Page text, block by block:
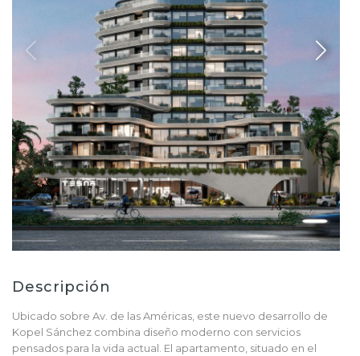
Descripción
Ubicado sobre Av. de las Américas, este nuevo desarrollo de
Kopel Sánchez combina diseño moderno con servicios
pensados para la vida actual. El apartamento, situado en el